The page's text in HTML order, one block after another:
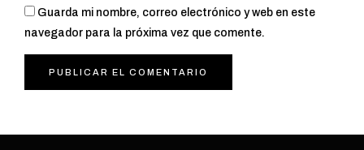
Guarda mi nombre, correo electrónico y web en este
navegador para la próxima vez que comente.